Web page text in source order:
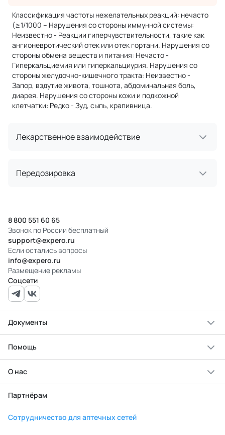
Классификация частоты нежелательных реакций: нечасто
(≥1/1000 – Нарушения со стороны иммунной системы:
Неизвестно - Реакции гиперчувствительности, такие как
ангионевротический отек или отек гортани. Нарушения со
стороны обмена веществ и питания: Нечасто -
Гиперкальциемия или гиперкальциурия. Нарушения со
стороны желудочно-кишечного тракта: Неизвестно -
Запор, вздутие живота, тошнота, абдоминальная боль,
диарея. Нарушения со стороны кожи и подкожной
клетчатки: Редко - Зуд, сыпь, крапивница.
Лекарственное взаимодействие
Передозировка
8 800 551 60 65
Звонок по России бесплатный
support@expero.ru
Если остались вопросы
info@expero.ru
Размещение рекламы
Соцсети
Документы
Помощь
О нас
Партнёрам
Сотрудничество для аптечных сетей